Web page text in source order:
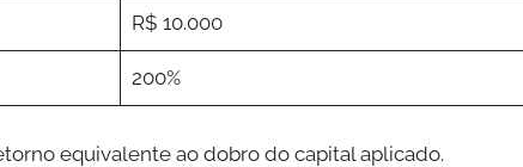
R$ 10.000
200%
equivalente ao dobro do capital aplicado.